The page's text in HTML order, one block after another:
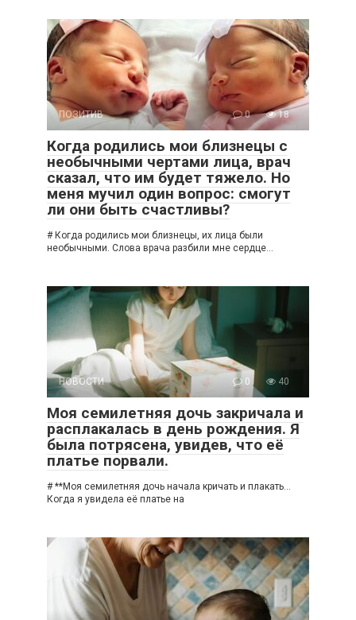
ПОЗИТИВ 0 18
Когда родились мои близнецы с
необычными чертами лица, врач
сказал, что им будет тяжело. Но
меня мучил один вопрос: смогут
ли они быть счастливы?
# Когда родились мои близнецы, их лица были
необычными. Слова врача разбили мне сердце…
НОВОСТИ 0 40
Моя семилетняя дочь закричала и
расплакалась в день рождения. Я
была потрясена, увидев, что её
платье порвали.
# **Моя семилетняя дочь начала кричать и плакать…
Когда я увидела её платье на